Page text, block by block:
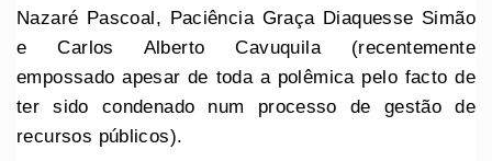
Nazaré Pascoal, Paciência Graça Diaquesse Simão
e Carlos Alberto Cavuquila (recentemente
empossado apesar de toda a polêmica pelo facto de
ter sido condenado num processo de gestão de
recursos públicos).